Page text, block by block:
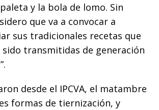
y la bola de lomo. Sin
que va a convocar a
sus tradicionales recetas que
sido transmitidas de generación
desde el IPCVA, el matambre
formas de tiernización, y